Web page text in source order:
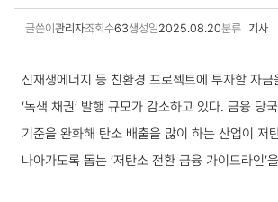
글쓴이관리자조회수63생성일2025.08.20분류 기사
신재생에너지 등 친환경 프로젝트에 투자할 자
‘녹색 채권’ 발행 규모가 감소하고 있다. 금융 당
기준을 완화해 탄소 배출을 많이 하는 산업이 저
나아가도록 돕는 ‘저탄소 전환 금융 가이드라인’